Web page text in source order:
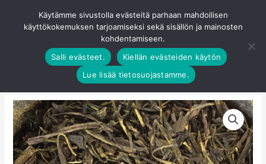
0
Japan
Gabalong
määrä
Käytämme sivustolla evästeitä parhaan mahdollisen
käyttökokemuksen tarjoamiseksi sekä sisällön ja mainosten
kohdentamiseen.
Salli evästeet.
Kiellän evästeiden käytön
Lue lisää tietosuojastamme.